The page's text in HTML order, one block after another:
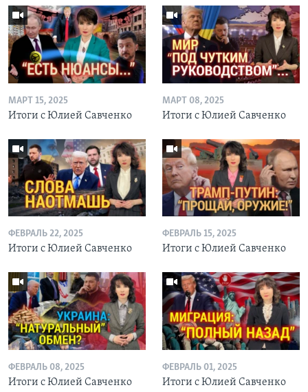
МАРТ 15, 2025
Итоги с Юлией Савченко
МАРТ 08, 2025
Итоги с Юлией Савченко
ФЕВРАЛЬ 22, 2025
Итоги с Юлией Савченко
ФЕВРАЛЬ 15, 2025
Итоги с Юлией Савченко
ФЕВРАЛЬ 08, 2025
Итоги с Юлией Савченко
ФЕВРАЛЬ 01, 2025
Итоги с Юлией Савченко